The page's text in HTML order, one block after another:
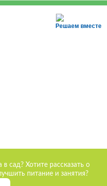
Решаем вместе
сад? Хотите рассказать о
питание и занятия?